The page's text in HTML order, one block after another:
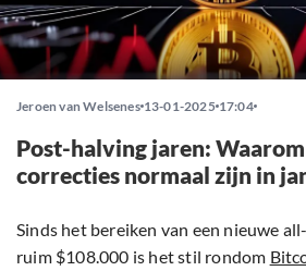
Jeroen van Welsenes 13-01-2025 17:04
Post-halving jaren:
correcties normaal zijn in
Sinds het bereiken van een nieuwe
ruim $108.000 is het stil rondom